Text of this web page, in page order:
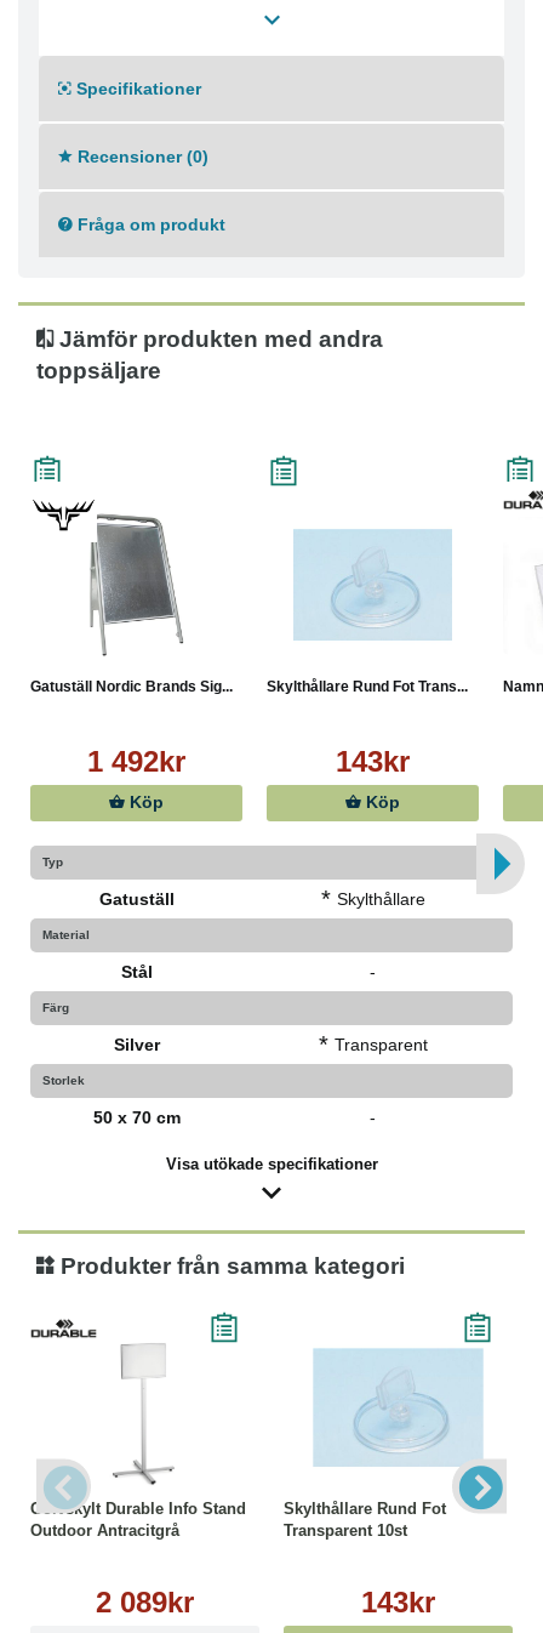
Specifikationer
Recensioner (0)
Fråga om produkt
Jämför produkten med andra
toppsäljare
Gatuställ Nordic Brands Sig...
1 492kr
Köp
Skylthållare Rund Fot Trans...
143kr
Köp
Typ
Gatuställ * Skylthållare
Material
Stål -
Färg
Silver * Transparent
Storlek
50 x 70 cm -
Visa utökade specifikationer
Produkter från samma kategori
Golvskylt Durable Info Stand
Outdoor Antracitgrå
2 089kr
Skylthållare Rund Fot
Transparent 10st
143kr